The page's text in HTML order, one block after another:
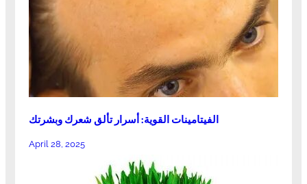
الفيتامينات القوية: أسرار تألق شعرك وبشرتك
April 28, 2025